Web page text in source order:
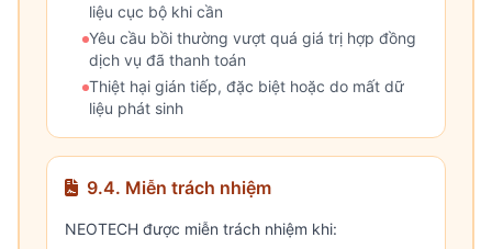
liệu cục bộ khi cần
Yêu cầu bồi thường vượt quá giá trị hợp đồng
dịch vụ đã thanh toán
Thiệt hại gián tiếp, đặc biệt hoặc do mất dữ
liệu phát sinh
9.4. Miễn trách nhiệm
NEOTECH được miễn trách nhiệm khi: